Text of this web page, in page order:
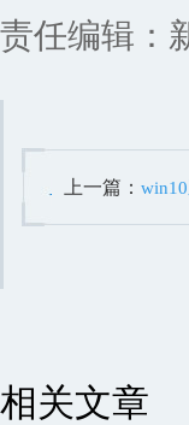
责任编辑：
上一篇：
相关文章